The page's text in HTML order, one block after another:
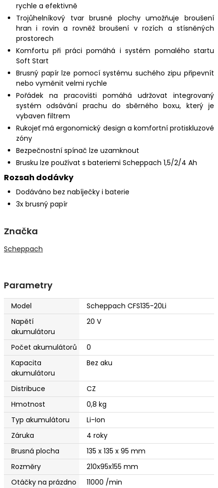
rychle a efektivně
Trojůhelníkový tvar brusné plochy umožňuje broušení
hran i rovin a rovněž broušení v rozích a stísněných
prostorech
Komfortu při práci pomáhá i systém pomalého startu
Soft Start
Brusný papír lze pomocí systému suchého zipu připevnít
nebo vyměnit velmi rychle
Pořádek na pracovišti pomáhá udržovat integrovaný
systém odsávání prachu do sběrného boxu, který je
vybaven filtrem
Rukojeť má ergonomický design a komfortní protiskluzové
zóny
Bezpečnostní spínač lze uzamknout
Brusku lze používat s bateriemi Scheppach 1,5/2/4 Ah
Rozsah dodávky
Dodáváno bez nabíječky i baterie
3x brusný papír
Značka
Scheppach
Parametry
Model
Scheppach CFS135-20Li
Napětí
akumulátoru
20 V
Počet akumulátorů
0
Kapacita
akumulátoru
Bez aku
Distribuce
CZ
Hmotnost
0,8 kg
Typ akumulátoru
Li-Ion
Záruka
4 roky
Brusná plocha
135 x 135 x 95 mm
Rozměry
210x95x155 mm
Otáčky na prázdno
11000 /min